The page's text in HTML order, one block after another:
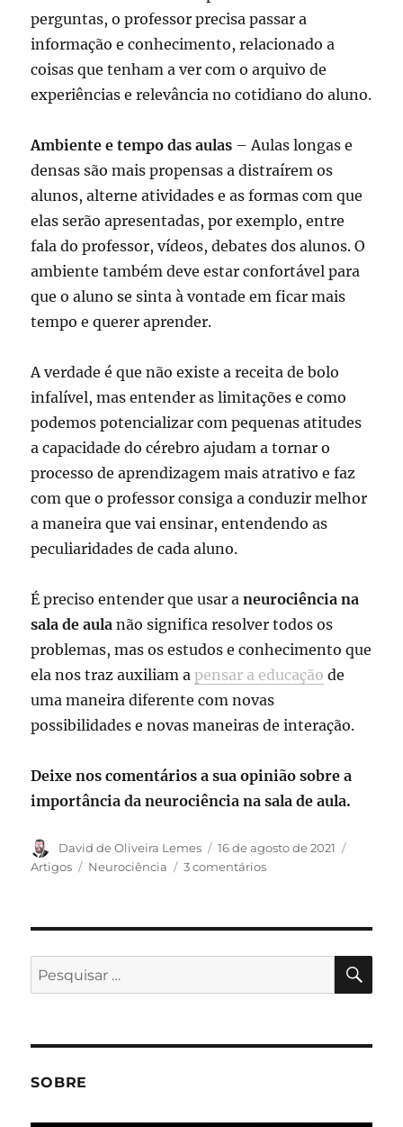
perguntas, o professor precisa passar a
informação e conhecimento, relacionado a
coisas que tenham a ver com o arquivo de
experiências e relevância no cotidiano do aluno.
Ambiente e tempo das aulas – Aulas longas e
densas são mais propensas a distraírem os
alunos, alterne atividades e as formas com que
elas serão apresentadas, por exemplo, entre
fala do professor, vídeos, debates dos alunos. O
ambiente também deve estar confortável para
que o aluno se sinta à vontade em ficar mais
tempo e querer aprender.
A verdade é que não existe a receita de bolo
infalível, mas entender as limitações e como
podemos potencializar com pequenas atitudes
a capacidade do cérebro ajudam a tornar o
processo de aprendizagem mais atrativo e faz
com que o professor consiga a conduzir melhor
a maneira que vai ensinar, entendendo as
peculiaridades de cada aluno.
É preciso entender que usar aneurociência na
sala de aula não significa resolver todos os
problemas, mas os estudos e conhecimento que
ela nos traz auxiliam apensar a educação de
uma maneira diferente com novas
possibilidades e novas maneiras de interação.
Deixe nos comentários a sua opinião sobre a
importância da neurociência na sala de aula.
Autor
David de Oliveira Lemes
Publicado
em
16 de agosto de 2021
Artigos
Tags
Neurociência 3 comentáriosem
aula
Pesquisar
por:
SOBRE